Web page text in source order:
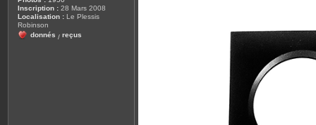
Inscription : 28 Mars 2008
Localisation : Le Plessis
Robinson
donnés / reçus